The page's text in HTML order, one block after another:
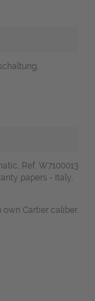
Ref. W7100013
papers - Italy,
Cartier caliber.